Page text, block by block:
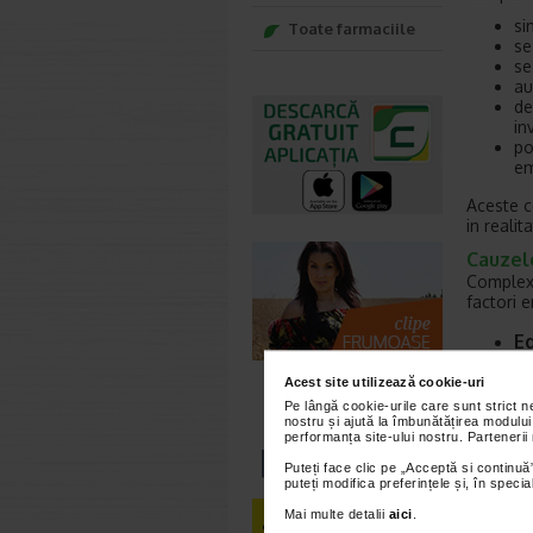
Acest site utilizează cookie-uri
Pe lângă cookie-urile care sunt strict
nostru și ajută la îmbunătățirea
performanța site-ului nostru.
Puteți face clic pe „Acceptă si
puteți modifica preferințele și, în
Mai multe detalii aici
Aceste
in
factori
Copiii
mici,
grija de
Toate farmaciile